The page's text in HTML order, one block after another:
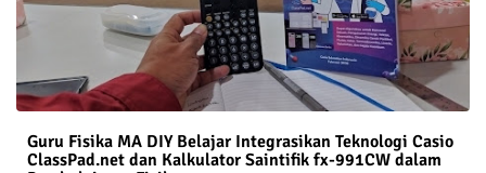
Guru Fisika MA DIY Belajar Integrasikan Teknologi Casio
ClassPad.net dan Kalkulator Saintifik fx-991CW dalam